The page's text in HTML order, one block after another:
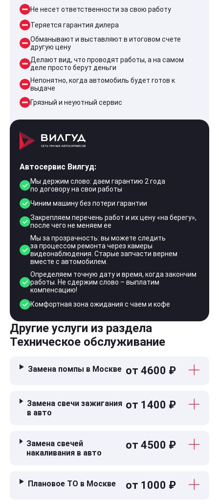
Не несет ответственности за свою работу
Теряется гарантия дилера
Обманывают и выставляют в итоговом счете
другую цену
Делают вид, что проводят работы, а на самом
деле просто берут деньги
Непонятно, когда автомобиль будет готов к
выдаче
Грязный и неуютный сервис
Автосервис Вилгуд:
Мы держим слово: даем гарантию 2 года
по договору на свои работы
Чиним машину без потери гарантии
Закрепляем перечень работ и их цену «на берегу»,
после чего не меняем ее
Мы за прозрачность: вы можете следить
за процессом ремонта через камеры
видеонаблюдения. Старые запчасти вернем
вместе с автомобилем.
Определяем точную дату и время, когда закончим
работы. Не сдержим слово – выплатим
компенсацию!
Комфортная зона ожидания с чаем и кофе
Другие услуги из раздела
Техническое обслуживание
Замена помпы в Москве от 4600 ₽
Замена свечи зажигания
в авто
от 1400 ₽
Замена свечей
накаливания в авто
от 4500 ₽
Плановое ТО в Москве от 1000 ₽